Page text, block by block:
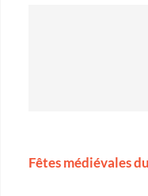
Fêtes médiévales